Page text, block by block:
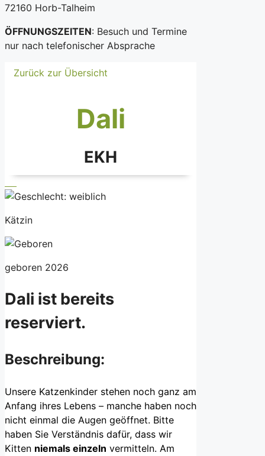
72160 Horb-Talheim
ÖFFNUNGSZEITEN: Besuch und Termine
nur nach telefonischer Absprache
Zurück zur Übersicht
Dali
EKH
Kätzin
geboren 2026
Dali ist bereits
reserviert.
Beschreibung:
Unsere Katzenkinder stehen noch ganz am
Anfang ihres Lebens – manche haben noch
nicht einmal die Augen geöffnet. Bitte
haben Sie Verständnis dafür, dass wir
Kitten niemals einzeln vermitteln. Am